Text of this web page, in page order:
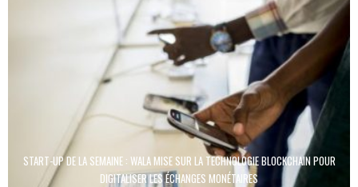
START-UP DE LA SEMAINE : WALA MISE SUR LA TECHNOLOGIE BLOCKCHAIN POUR
DIGITALISER LES ÉCHANGES MONÉTAIRES